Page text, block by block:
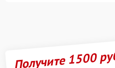
Получите 1500